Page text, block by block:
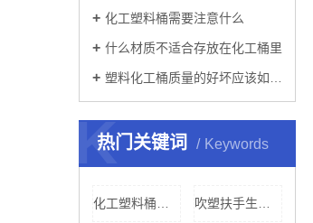
化工塑料桶需要注意什么
什么材质不适合存放在化工桶里
塑料化工桶质量的好坏应该如何辨别
热门关键词 Keywords
K